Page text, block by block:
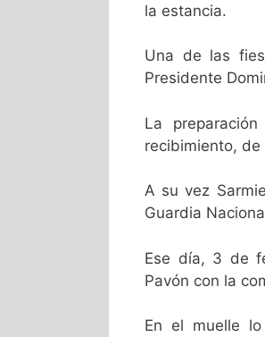
la estancia.
Una de las
Presidente
La
recibimiento,
A su vez
Guardia
Ese día, 3 de
Pavón con la
En el muelle